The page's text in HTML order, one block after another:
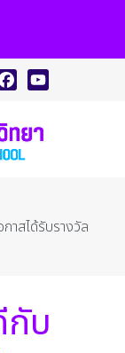
าสได้รับรางวัล
บ